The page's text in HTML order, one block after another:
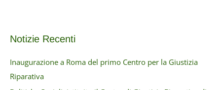
Notizie Recenti
Inaugurazione a Roma del primo Centro per la Giustizia
Riparativa